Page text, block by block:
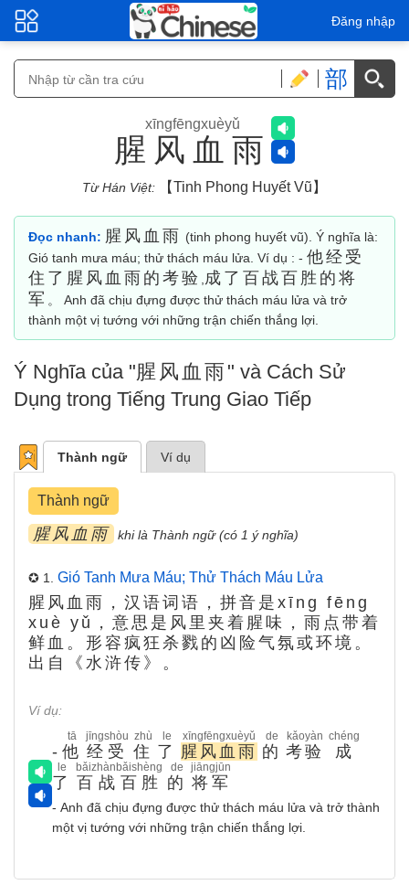
Đăng nhập
部
腥风血雨
xīngfēngxuèyǔ
Từ Hán Việt: 【tinh Phong Huyết Vũ】
Đọc nhanh: 腥风血雨 (tinh phong huyết vũ). Ý nghĩa là:
Gió tanh mưa máu; thử thách máu lửa. Ví dụ : - 他经受
住了腥风血雨的考验 成了百战百胜的将
军 。 Anh đã chịu đựng được thử thách máu lửa và trở
thành một vị tướng với những trận chiến thắng lợi.
Ý Nghĩa của "腥风血雨 " và Cách Sử
Dụng trong Tiếng Trung Giao Tiếp
Thành ngữ Ví dụ
Thành ngữ
腥风血雨 khi là Thành ngữ (có 1 ý nghĩa)
✪ 1. Gió Tanh Mưa Máu; Thử Thách Máu Lửa
腥风血雨，汉语词语，拼音是xīng fēng
xuè yǔ，意思是风里夹着腥味，雨点带着
鲜血。形容疯狂杀戮的凶险气氛或环境。
出自《水浒传》。
Ví dụ:
- 他
tā
经受
jīngshòu
住
zhù
了
le
腥风血雨
xīngfēngxuèyǔ
的
de
考验
kǎoyàn
成
chéng
了
le
百战百胜
bǎizhànbǎishèng
的
de
将军
jiāngjūn
- Anh đã chịu đựng được thử thách máu lửa và trở thành
một vị tướng với những trận chiến thắng lợi.